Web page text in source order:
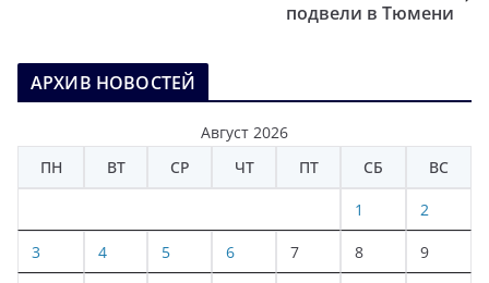
подвели в Тюмени
АРХИВ НОВОСТЕЙ
Август 2026
ПН
ВТ СР ЧТ ПТ СБ ВС
1 2
3 4 5 6 7 8 9